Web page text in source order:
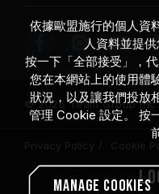
© 2026 Team Group
Privacy Policy Cookie
依據歐盟施行的個人資
人資料並提供
按一下「全部接受」，
您在本網站上的使用體
狀況，以及讓我們投放
管理 Cookie 設定。 按
Manage Cookies